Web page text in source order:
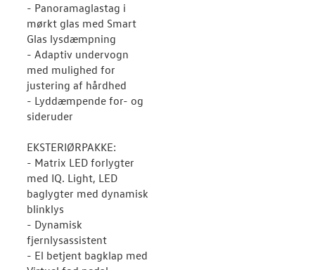
- Panoramaglastag i
mørkt glas med Smart
Glas lysdæmpning
- Adaptiv undervogn
med mulighed for
justering af hårdhed
- Lyddæmpende for- og
sideruder
EKSTERIØRPAKKE:
- Matrix LED forlygter
med IQ. Light, LED
baglygter med dynamisk
blinklys
- Dynamisk
fjernlysassistent
- El betjent bagklap med